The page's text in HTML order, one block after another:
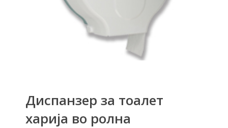
Диспанзер за тоалет
харија во ролна